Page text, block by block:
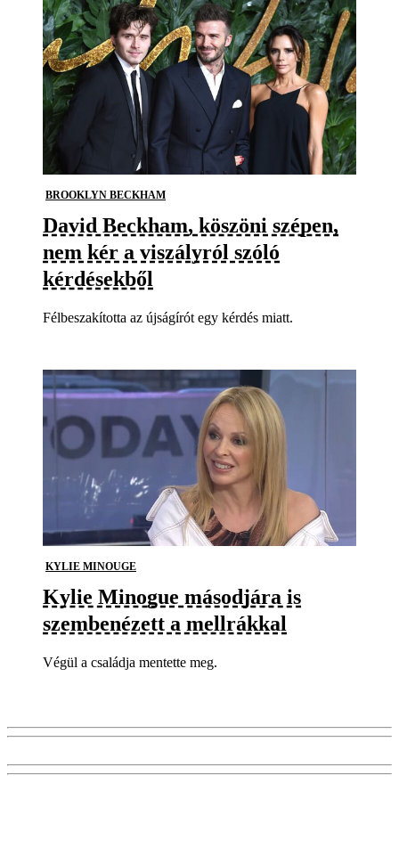
BROOKLYN BECKHAM
David Beckham, köszöni szépen,
nem kér a viszályról szóló
kérdésekből
Félbeszakította az újságírót egy kérdés miatt.
KYLIE MINOUGE
Kylie Minogue másodjára is
szembenézett a mellrákkal
Végül a családja mentette meg.